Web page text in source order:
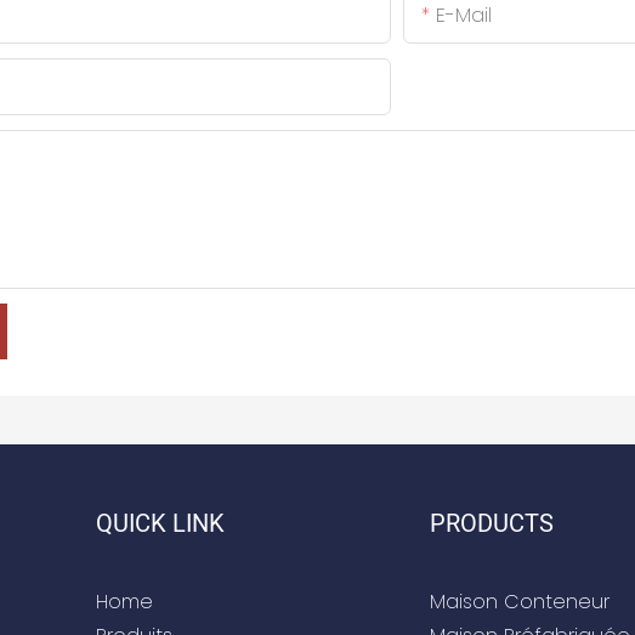
E-Mail
QUICK LINK
Home
PRODUCTS
Maison Conteneur